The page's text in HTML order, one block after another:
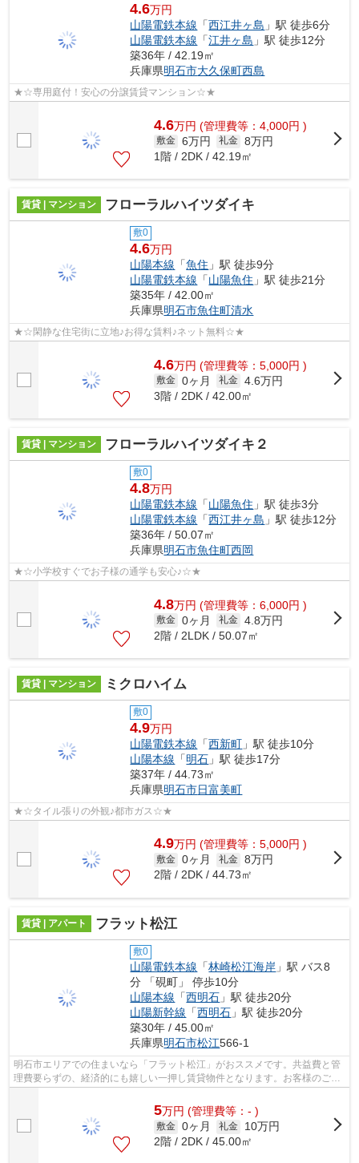
4.6万円
山陽電鉄本線 「西江井ヶ島 」駅 徒歩6分
山陽電鉄本線 「江井ヶ島 」駅 徒歩12分
築36年 / 42.19㎡
兵庫県明石市大久保町西島
★☆専用庭付！安心の分譲賃貸マンション☆★
4.6万円 (管理費等：4,000円 )
敷金 6万円 礼金 8万円
1階 / 2DK / 42.19㎡
賃貸 | マンション フローラルハイツダイキ
敷0
4.6万円
山陽本線 「魚住 」駅 徒歩9分
山陽電鉄本線 「山陽魚住 」駅 徒歩21分
築35年 / 42.00㎡
兵庫県明石市魚住町清水
★☆閑静な住宅街に立地♪お得な賃料♪ネット無料☆★
4.6万円 (管理費等：5,000円 )
敷金 0ヶ月 礼金 4.6万円
3階 / 2DK / 42.00㎡
賃貸 | マンション フローラルハイツダイキ２
敷0
4.8万円
山陽電鉄本線 「山陽魚住 」駅 徒歩3分
山陽電鉄本線 「西江井ヶ島 」駅 徒歩12分
築36年 / 50.07㎡
兵庫県明石市魚住町西岡
★☆小学校すぐでお子様の通学も安心♪☆★
4.8万円 (管理費等：6,000円 )
敷金 0ヶ月 礼金 4.8万円
2階 / 2LDK / 50.07㎡
賃貸 | マンション ミクロハイム
敷0
4.9万円
山陽電鉄本線 「西新町 」駅 徒歩10分
山陽本線 「明石 」駅 徒歩17分
築37年 / 44.73㎡
兵庫県明石市日富美町
★☆タイル張りの外観♪都市ガス☆★
4.9万円 (管理費等：5,000円 )
敷金 0ヶ月 礼金 8万円
2階 / 2DK / 44.73㎡
賃貸 | アパート フラット松江
敷0
山陽電鉄本線 「林崎松江海岸 」駅 バス8
分 「硯町」 停歩10分
山陽本線 「西明石 」駅 徒歩20分
山陽新幹線 「西明石 」駅 徒歩20分
築30年 / 45.00㎡
兵庫県明石市松江566-1
明石市エリアでの住まいなら「フラット松江」がおススメです。共益費と管
理費要らずの、経済的にも嬉しい一押し賃貸物件となります。お客様のご希
望の賃貸物件の条件をお聞かせくださ...
5万円 (管理費等：- )
敷金 0ヶ月 礼金
10万円
2階 / 2DK / 45.00㎡